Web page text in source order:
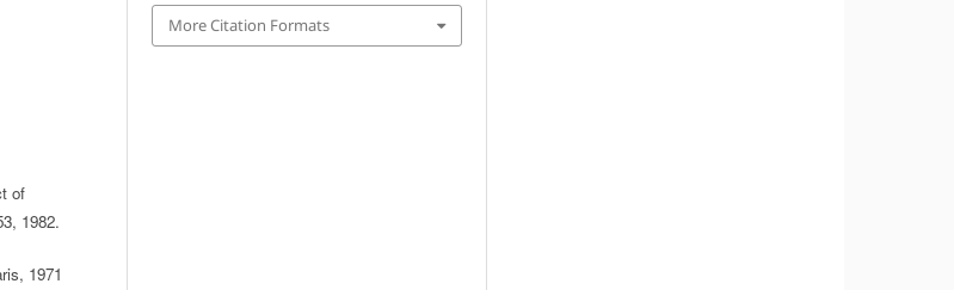
of
1982.
1971
More Citation Formats